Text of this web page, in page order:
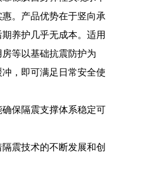
。产品优势在于竖向承
养护几乎无成本。适用
等以基础抗震防护为
，即可满足日常安全使
保隔震支撑体系稳定可
震技术的不断发展和创